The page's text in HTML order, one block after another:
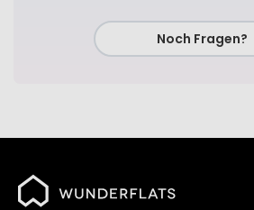
Noch Fragen?